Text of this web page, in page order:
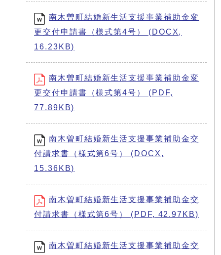
南木曽町結婚新生活支援事業補助金変
更交付申請書（様式第4号） (DOCX,
16.23KB)
南木曽町結婚新生活支援事業補助金変
更交付申請書（様式第4号） (PDF,
77.89KB)
南木曽町結婚新生活支援事業補助金交
付請求書（様式第6号） (DOCX,
15.36KB)
南木曽町結婚新生活支援事業補助金交
付請求書（様式第6号） (PDF, 42.97KB)
南木曽町結婚新生活支援事業補助金交